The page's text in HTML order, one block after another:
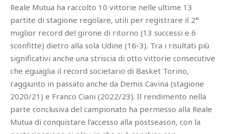
Reale Mutua ha raccolto 10 vittorie nelle ultime 13
partite di stagione regolare, utili per registrare il 2°
miglior record del girone di ritorno (13 successi e 6
sconfitte) dietro alla sola Udine (16-3). Tra i risultati più
significativi anche una striscia di otto vittorie consecutive
che eguaglia il record societario di Basket Torino,
raggiunto in passato anche da Demis Cavina (stagione
2020/21) e Franco Ciani (2022/23). Il rendimento nella
parte conclusiva del campionato ha permesso alla Reale
Mutua di conquistare l’accesso alla postseason, con la